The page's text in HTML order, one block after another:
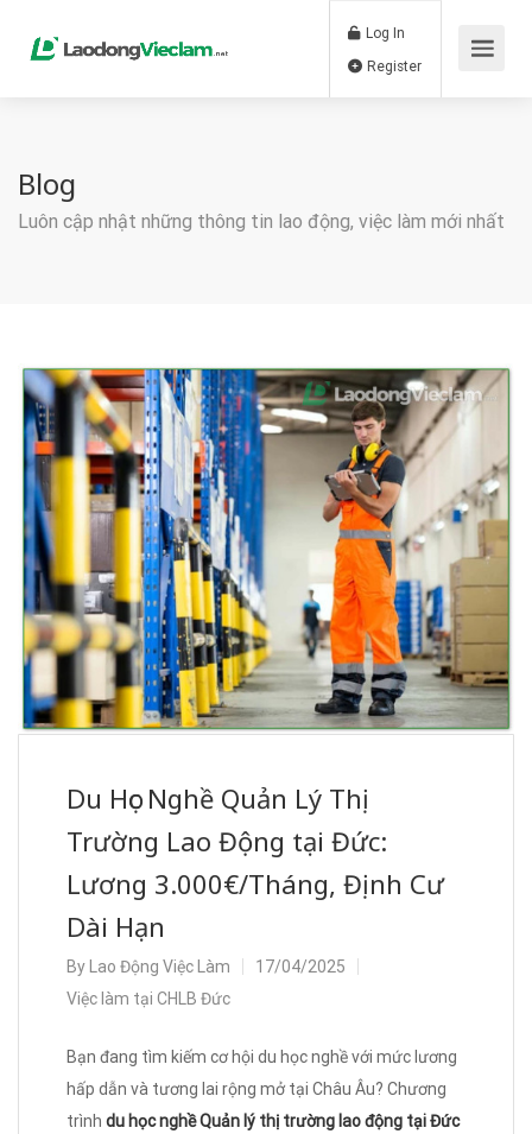
Log In
Blog
Luôn cập nhật những thông tin lao động, việc làm mới nhất
Du Học Nghề Quản Lý Thị
Trường Lao Động tại Đức:
Lương 3.000€/Tháng, Định Cư
Dài Hạn
By Lao Động Việc Làm
17/04/2025
Việc làm tại CHLB Đức
Bạn đang tìm kiếm cơ hội du học nghề với mức lương
hấp dẫn và tương lai rộng mở tại Châu Âu? Chương
trình du học nghề Quản lý thị trường lao động tại Đức